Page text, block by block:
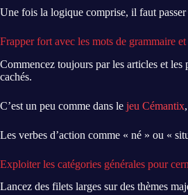
Une fois la logique comprise, il faut passer
Frapper fort avec les mots de grammaire
Commencez toujours par les articles et les
cachés.
C’est un peu comme dans le jeu Cémantix,
Les verbes d’action comme « né » ou «
Exploiter les catégories générales pour
Lancez des filets larges sur des thèmes